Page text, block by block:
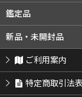
ご利用案内
特定商取引法
闇からの挑戦
第4弾 闇、そして光
プレミアムファイル3
ゼニガメデッキ
チコリータデッキ
その他 (全商品)
サザンアイランド
鑑定品
鑑定品 (全商品)
ARS鑑定品
新品・未開封品
新品・未開封品 (全商
サプライ類等